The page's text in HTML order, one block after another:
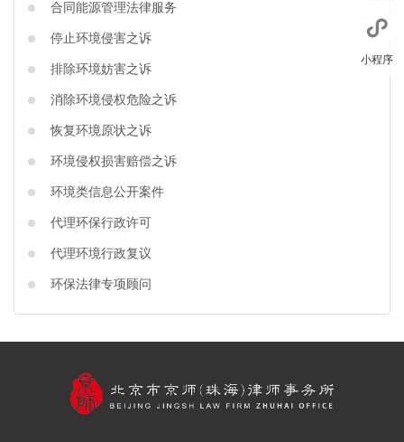
合同能源管理法律服务
停止环境侵害之诉
排除环境妨害之诉
消除环境侵权危险之诉
恢复环境原状之诉
环境侵权损害赔偿之诉
环境类信息公开案件
代理环保行政许可
代理环境行政复议
环保法律专项顾问
小程序